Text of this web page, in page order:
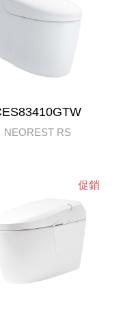
NEOREST RS